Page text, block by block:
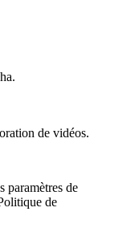
de vidéos.
paramètres de
de